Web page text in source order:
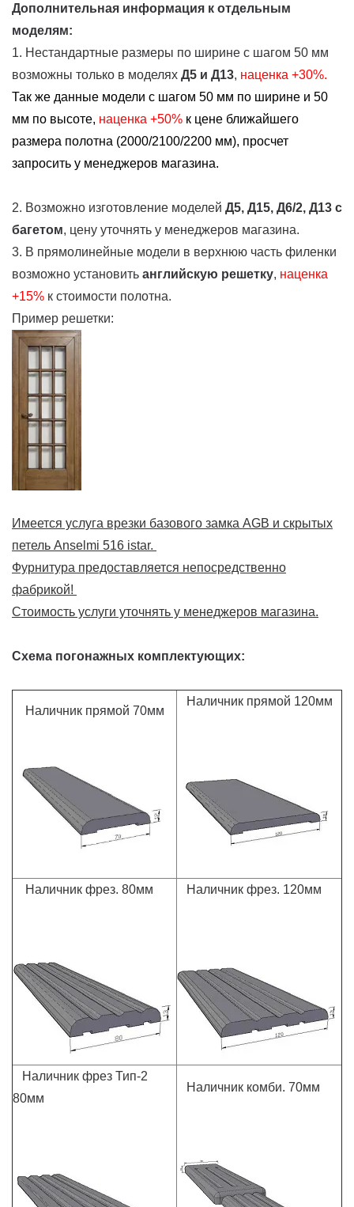
Дополнительная информация к отдельным
моделям:
1. Нестандартные размеры по ширине с шагом 50 мм
возможны только в моделях Д5 и Д13, наценка +30%.
Так же данные модели с шагом 50 мм по ширине и 50
мм по высоте, наценка +50% к цене ближайшего
размера полотна (2000/2100/2200 мм), просчет
запросить у менеджеров магазина.
2. Возможно изготовление моделей Д5, Д15, Д6/2, Д13 с
багетом, цену уточнять у менеджеров магазина.
3. В прямолинейные модели в верхнюю часть филенки
возможно установить английскую решетку, наценка
+15% к стоимости полотна.
Пример решетки:
Имеется услуга врезки базового замка AGB и скрытых
петель Anselmi 516 istar.
Фурнитура предоставляется непосредственно
фабрикой!
Стоимость услуги уточнять у менеджеров магазина.
Схема погонажных комплектующих:
Наличник прямой 70мм
Наличник прямой 120мм
Наличник фрез. 80мм Наличник фрез. 120мм
Наличник фрез Тип-2
80мм
Наличник комби. 70мм